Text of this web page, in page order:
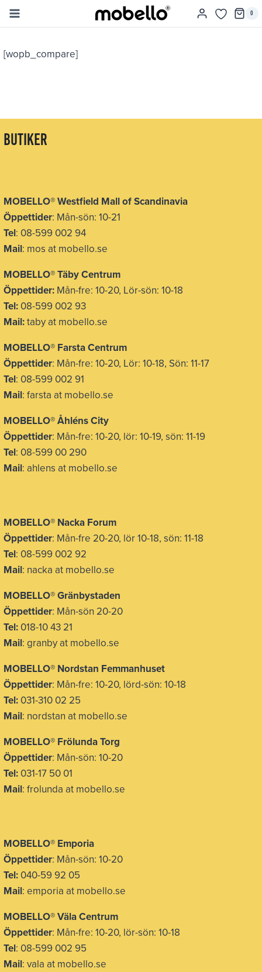
Skip
0
[wopb_compare]
butiker
MOBELLO®Westfield Mall of Scandinavia
Öppettider: Mån-sön: 10-21
Tel: 08-599 002 94
Mail: mos at mobello.se
MOBELLO®Täby Centrum
Öppettider: Mån-fre: 10-20, Lör-sön: 10-18
Tel: 08-599 002 93
Mail:taby at mobello.se
MOBELLO® Farsta Centrum
Öppettider: Mån-fre: 10-20, Lör: 10-18, Sön: 11-17
Tel: 08-599 002 91
Mail: farsta at mobello.se
MOBELLO® Åhléns City
Öppettider: Mån-fre: 10-20, lör: 10-19, sön: 11-19
Tel: 08-599 00 290
Mail: ahlens at mobello.se
MOBELLO® Nacka Forum
Öppettider: Mån-fre 20-20, lör 10-18, sön: 11-18
Tel: 08-599 002 92
Mail: nacka at mobello.se
MOBELLO®Gränbystaden
Öppettider: Mån-sön 20-20
Tel: 018-10 43 21
Mail: granby at mobello.se
MOBELLO® Nordstan Femmanhuset
Öppettider: Mån-fre: 10-20, lörd-sön: 10-18
Tel: 031-310 02 25
Mail: nordstan at mobello.se
MOBELLO® Frölunda Torg
Öppettider: Mån-sön: 10-20
Tel: 031-17 50 01
Mail: frolunda at mobello.se
MOBELLO® Emporia
Öppettider: Mån-sön: 10-20
Tel: 040-59 92 05
Mail: emporia at mobello.se
MOBELLO® Väla Centrum
Öppettider: Mån-fre: 10-20, lör-sön: 10-18
Tel: 08-599 002 95
Mail: vala at mobello.se